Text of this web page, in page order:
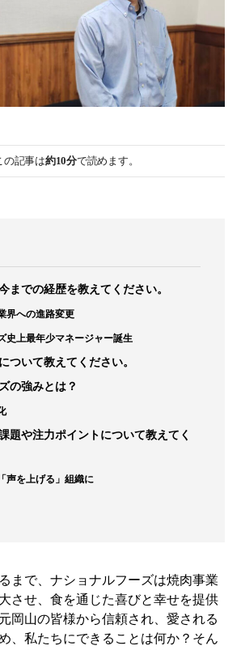
の記事は約10分で読めます。
までの経歴を教えてください。
界への進路変更
史上最年少マネージャー誕生
ついて教えてください。
の強みとは？
題や注力ポイントについて教えてく
声を上げる」組織に
まで、ナショナルフーズは焼肉事業
させ、食を通じた喜びと幸せを提供
岡山の皆様から信頼され、愛される
、私たちにできることは何か？そん